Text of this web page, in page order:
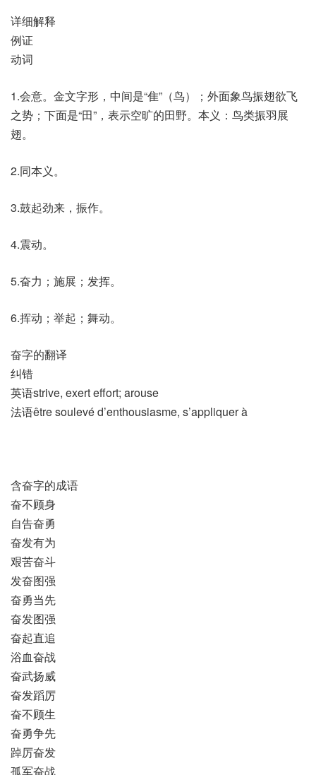
详细解释
例证
动词
1.会意。金文字形，中间是“隹”（鸟）；外面象鸟振翅欲飞
之势；下面是“田”，表示空旷的田野。本义：鸟类振羽展
翅。
2.同本义。
3.鼓起劲来，振作。
4.震动。
5.奋力；施展；发挥。
6.挥动；举起；舞动。
奋字的翻译
纠错
英语strive, exert effort; arouse
法语être soulevé d’enthousiasme, s’appliquer à
含奋字的成语
奋不顾身
自告奋勇
奋发有为
艰苦奋斗
发奋图强
奋勇当先
奋发图强
奋起直追
浴血奋战
奋武扬威
奋发蹈厉
奋不顾生
奋勇争先
踔厉奋发
孤军奋战